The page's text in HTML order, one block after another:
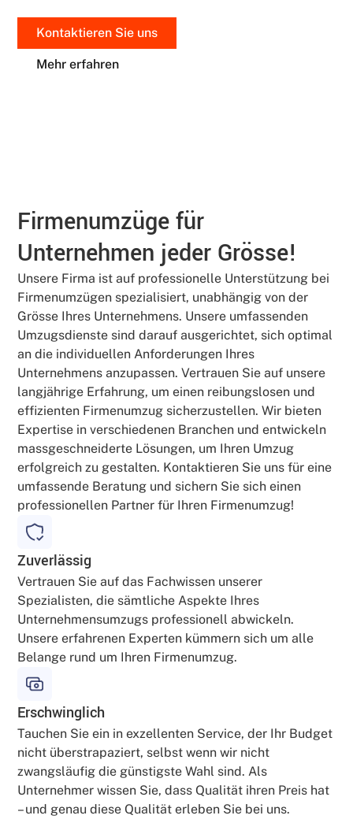
Kontaktieren Sie uns
Mehr erfahren
Firmenumzüge für
Unternehmen jeder Grösse!
Unsere Firma ist auf professionelle Unterstützung bei
Firmenumzügen spezialisiert, unabhängig von der
Grösse Ihres Unternehmens. Unsere umfassenden
Umzugsdienste sind darauf ausgerichtet, sich optimal
an die individuellen Anforderungen Ihres
Unternehmens anzupassen. Vertrauen Sie auf unsere
langjährige Erfahrung, um einen reibungslosen und
effizienten Firmenumzug sicherzustellen. Wir bieten
Expertise in verschiedenen Branchen und entwickeln
massgeschneiderte Lösungen, um Ihren Umzug
erfolgreich zu gestalten. Kontaktieren Sie uns für eine
umfassende Beratung und sichern Sie sich einen
professionellen Partner für Ihren Firmenumzug!
Zuverlässig
Vertrauen Sie auf das Fachwissen unserer
Spezialisten, die sämtliche Aspekte Ihres
Unternehmensumzugs professionell abwickeln.
Unsere erfahrenen Experten kümmern sich um alle
Belange rund um Ihren Firmenumzug.
Erschwinglich
Tauchen Sie ein in exzellenten Service, der Ihr Budget
nicht überstrapaziert, selbst wenn wir nicht
zwangsläufig die günstigste Wahl sind. Als
Unternehmer wissen Sie, dass Qualität ihren Preis hat
– und genau diese Qualität erleben Sie bei uns.